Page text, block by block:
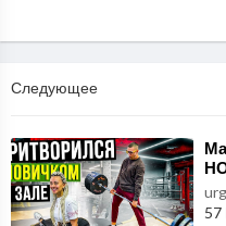
Следующее
57